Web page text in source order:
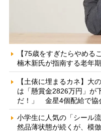
【75歳をすぎたらやめる
楠木新氏が指南する老年
【土俵に埋まるカネ】大
は「懸賞金2826万円」が
だ！」 金星4個配給で協
小学生に人気の「シール
然品薄状態が続くが、模